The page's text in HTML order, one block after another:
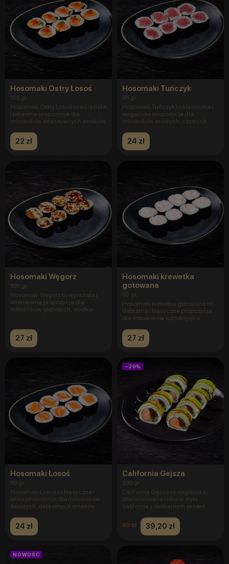
Hosomaki Ostry Łosoś
105 gr.
Hosomaki Ostry Łosoś to wyrazista
i pikantna propozycja dla
miłośników intensywnych smaków
22 zł
Hosomaki Tuńczyk
95 gr.
Hosomaki Tuńczyk to klasyczna i
elegancka propozycja dla
miłośników prostych, czystych
24 zł
Hosomaki Węgorz
105 gr.
Hosomaki Węgorz to wyrazista i
intensywna propozycja dla
miłośników głębokich, słodko-
27 zł
Hosomaki krewetka
gotowana
93 gr.
Hosomaki krewetka gotowana to
delikatna i klasyczna propozycja
dla miłośników subtelnych s
27 zł
Hosomaki Łosoś
95 gr.
Hosomaki Łosoś to klasyczna i
lekka propozycja dla miłośników
świeżych, delikatnych smaków
24 zł
−20%
California Gejsza
290 gr.
California Gejsza to elegancka i
zbalansowana rolka w stylu
california z delikatnym akcent
49 zł 39,20 zł
NOWOŚĆ